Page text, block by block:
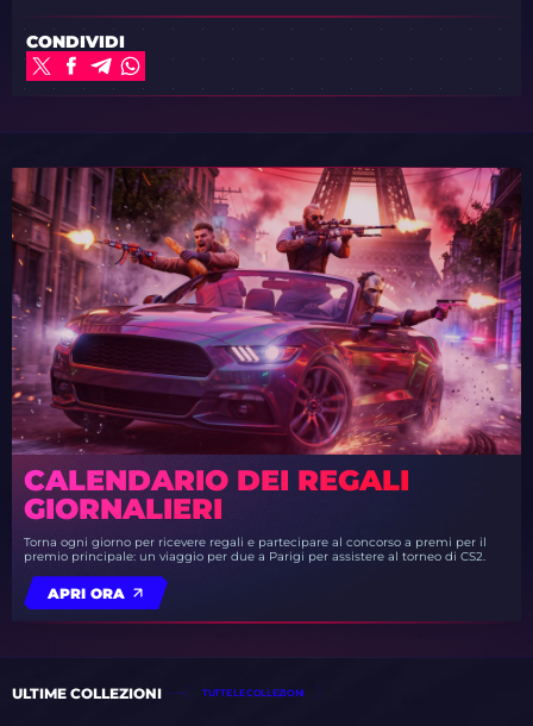
CONDIVIDI
CALENDARIO DEI REGALI
GIORNALIERI
Torna ogni giorno per ricevere regali e partecipare al concorso a premi per il
premio principale: un viaggio per due a Parigi per assistere al torneo di CS2.
APRI ORA
ULTIME COLLEZIONI TUTTE LE COLLEZIONI